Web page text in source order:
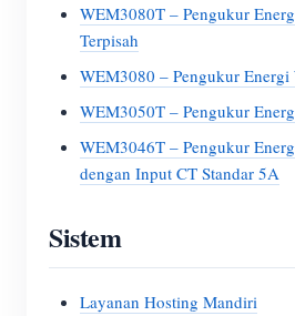
WEM3080T – Pengukur
Terpisah
WEM3080 – Pengukur Energi
WEM3050T – Pengukur
WEM3046T – Pengukur
dengan Input CT Standar 5A
Sistem
Layanan Hosting Mandiri